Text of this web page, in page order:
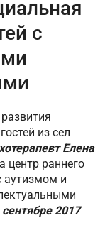
с
из сел
Елена
центр раннего
аутизмом и
сентябре 2017